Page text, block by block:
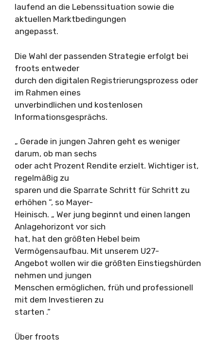
laufend an die Lebenssituation sowie die
aktuellen Marktbedingungen
angepasst.
Die Wahl der passenden Strategie erfolgt bei
froots entweder
durch den digitalen Registrierungsprozess oder
im Rahmen eines
unverbindlichen und kostenlosen
Informationsgesprächs.
„ Gerade in jungen Jahren geht es weniger
darum, ob man sechs
oder acht Prozent Rendite erzielt. Wichtiger ist,
regelmäßig zu
sparen und die Sparrate Schritt für Schritt zu
erhöhen “, so Mayer-
Heinisch. „ Wer jung beginnt und einen langen
Anlagehorizont vor sich
hat, hat den größten Hebel beim
Vermögensaufbau. Mit unserem U27-
Angebot wollen wir die größten Einstiegshürden
nehmen und jungen
Menschen ermöglichen, früh und professionell
mit dem Investieren zu
starten .“
Über froots